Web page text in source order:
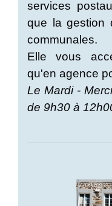
services
que la gestion
communales.
Elle vous
qu'en agence
Le Mardi -
de 9h30 à